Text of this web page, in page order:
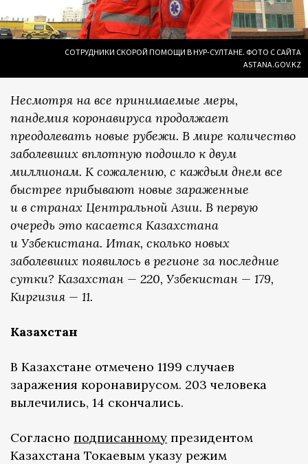
СОТРУДНИКИ СКОРОЙ ПОМОЩИ В НУР-СУЛТАНЕ. ФОТО С САЙТА
ASTANA.GOV.KZ
Несмотря на все принимаемые меры,
пандемия коронавируса продолжает
преодолевать новые рубежи. В мире количество
заболевших вплотную подошло к двум
миллионам. К сожалению, с каждым днем все
быстрее прибывают новые зараженные
и в странах Центральной Азии. В первую
очередь это касается Казахстана
и Узбекистана. Итак, сколько новых
заболевших появилось в регионе за последние
сутки? Казахстан — 220, Узбекистан — 179,
Киргизия — 11.
Казахстан
В Казахстане отмечено 1199 случаев
заражения коронавирусом. 203 человека
вылечились, 14 скончались.
Согласно подписанному президентом
Казахстана Токаевым указу режим